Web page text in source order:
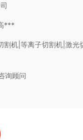
***
割机|等离子切割机|激光
询顾问